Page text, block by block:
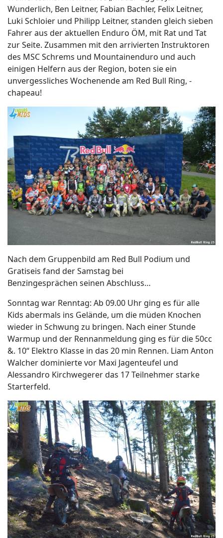
Wunderlich, Ben Leitner, Fabian Bachler, Felix Leitner,
Luki Schloier und Philipp Leitner, standen gleich sieben
Fahrer aus der aktuellen Enduro ÖM, mit Rat und Tat
zur Seite. Zusammen mit den arrivierten Instruktoren
des MSC Schrems und Mountainenduro und auch
einigen Helfern aus der Region, boten sie ein
unvergessliches Wochenende am Red Bull Ring, -
chapeau!
Nach dem Gruppenbild am Red Bull Podium und
Gratiseis fand der Samstag bei
Benzingesprächen seinen Abschluss…
Sonntag war Renntag: Ab 09.00 Uhr ging es für alle
Kids abermals ins Gelände, um die müden Knochen
wieder in Schwung zu bringen. Nach einer Stunde
Warmup und der Rennanmeldung ging es für die 50cc
&. 10“ Elektro Klasse in das 20 min Rennen. Liam Anton
Walcher dominierte vor Maxi Jagenteufel und
Alessandro Kirchwegerer das 17 Teilnehmer starke
Starterfeld.